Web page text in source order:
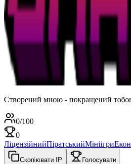
Створений мною - покращений
0/100
0
ЛіцензійнийПіратськийМініігри
Скопіювати IP Голосувати